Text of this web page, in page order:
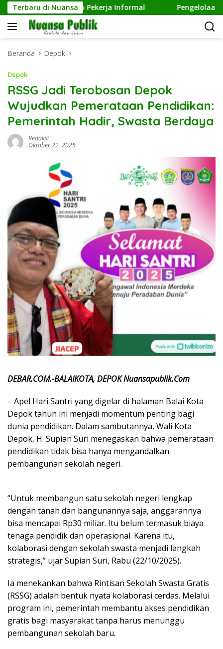
Langsung
ke
konten
Terbaru di Nuansa
terhadap Pekerja Informal Pengelolaan Sampah
Beranda Depok
Depok
RSSG Jadi Terobosan Depok
Wujudkan Pemerataan Pendidikan:
Pemerintah Hadir, Swasta Berdaya
Redaksi
Oktober 22, 2025
DEBAR.COM.-BALAIKOTA, DEPOK Nuansapublik.Com
– Apel Hari Santri yang digelar di halaman Balai Kota
Depok tahun ini menjadi momentum penting bagi
dunia pendidikan. Dalam sambutannya, Wali Kota
Depok, H. Supian Suri menegaskan bahwa pemerataan
pendidikan tidak bisa hanya mengandalkan
pembangunan sekolah negeri.
“Untuk membangun satu sekolah negeri lengkap
dengan tanah dan bangunannya saja, anggarannya
bisa mencapai Rp30 miliar. Itu belum termasuk biaya
tenaga pendidik dan operasional. Karena itu,
kolaborasi dengan sekolah swasta menjadi langkah
strategis,” ujar Supian Suri, Rabu (22/10/2025).
Ia menekankan bahwa Rintisan Sekolah Swasta Gratis
(RSSG) adalah bentuk nyata kolaborasi cerdas. Melalui
program ini, pemerintah membantu akses pendidikan
gratis bagi masyarakat tanpa harus menunggu
pembangunan sekolah baru.